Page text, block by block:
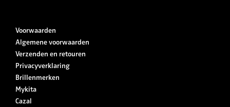
Voorwaarden
Algemene voorwaarden
Verzenden en retouren
Privacyverklaring
Brillenmerken
Mykita
Cazal